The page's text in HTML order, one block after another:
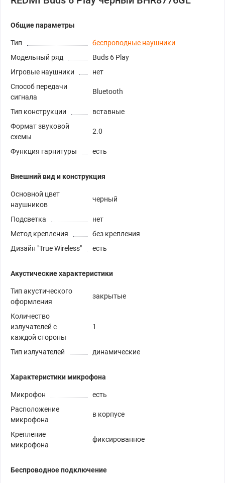
Общие параметры
Тип
беспроводные наушники
Модельный ряд
Buds 6 Play
Игровые наушники
нет
Способ передачи
сигнала
Bluetooth
Тип конструкции
вставные
Формат звуковой
схемы
2.0
Функция гарнитуры есть
Внешний вид и конструкция
Основной цвет
наушников
черный
Подсветка
нет
Метод крепления
без крепления
Дизайн "True Wireless"
есть
Акустические характеристики
Тип акустического
оформления
закрытые
Количество
излучателей с
каждой стороны
1
Тип излучателей динамические
Характеристики микрофона
Микрофон
есть
Расположение
микрофона
в корпусе
Крепление
микрофона
фиксированное
Беспроводное подключение